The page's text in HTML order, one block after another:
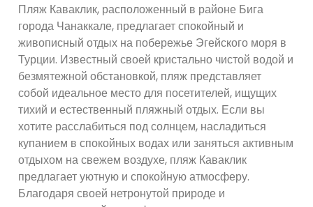
Пляж Каваклик, расположенный в районе Бига
города Чанаккале, предлагает спокойный и
живописный отдых на побережье Эгейского моря в
Турции. Известный своей кристально чистой водой и
безмятежной обстановкой, пляж представляет
собой идеальное место для посетителей, ищущих
тихий и естественный пляжный отдых. Если вы
хотите расслабиться под солнцем, насладиться
купанием в спокойных водах или заняться активным
отдыхом на свежем воздухе, пляж Каваклик
предлагает уютную и спокойную атмосферу.
Благодаря своей нетронутой природе и